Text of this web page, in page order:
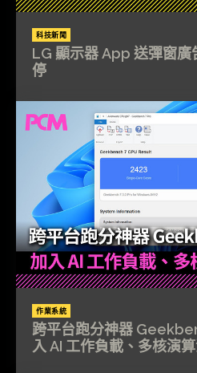
科技新聞
LG 顯示器 App 送彈窗
停
作業系統
跨平台跑分神器
入 AI 工作負載、多核演